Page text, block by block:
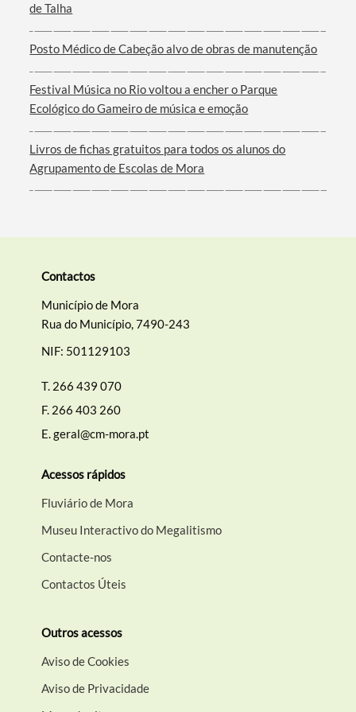
Filtros
de Talha
Posto Médico de Cabeção alvo de obras de manutenção
Festival Música no Rio voltou a encher o Parque
Ecológico do Gameiro de música e emoção
Livros de fichas gratuitos para todos os alunos do
Agrupamento de Escolas de Mora
Contactos
Município de Mora
Rua do Município, 7490-243
NIF: 501129103
T. 266 439 070
F. 266 403 260
E.geral@cm-mora.pt
Acessos rápidos
Fluviário de Mora
Museu Interactivo do Megalitismo
Contacte-nos
Contactos Úteis
Outros acessos
Aviso de Cookies
Aviso de Privacidade